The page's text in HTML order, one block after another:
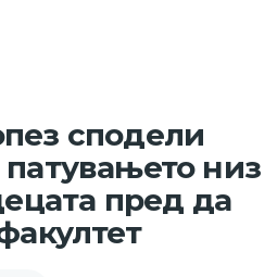
сподели
низ
пред да